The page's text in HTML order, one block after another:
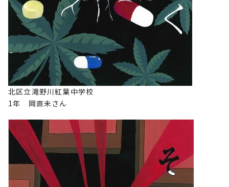
北区立滝野川紅葉中学校
1年 岡直未さん